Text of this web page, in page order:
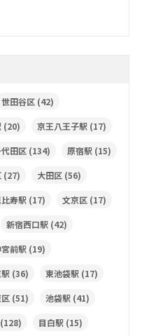
世田谷区(42)
(20) 京王八王子駅 (17)
田区(134) 原宿駅 (15)
(27) 大田区(56)
寿駅 (17) 文京区(17)
新宿西口駅 (42)
前駅 (19)
(36) 東池袋駅 (17)
(51) 池袋駅 (41)
目白駅 (15)